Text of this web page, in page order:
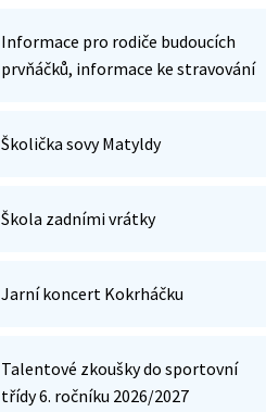
Informace pro rodiče budoucích
prvňáčků, informace ke stravování
Školička sovy Matyldy
Škola zadními vrátky
Jarní koncert Kokrháčku
Talentové zkoušky do sportovní
třídy 6. ročníku 2026/2027